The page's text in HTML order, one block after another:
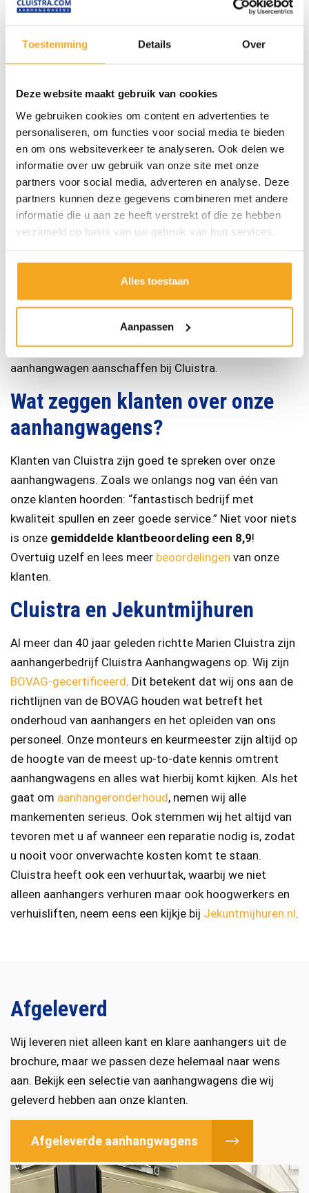
Toestemming Details Over
Deze website maakt gebruik van cookies
We gebruiken cookies om content en advertenties te
personaliseren, om functies voor social media te bieden
en om ons websiteverkeer te analyseren. Ook delen we
informatie over uw gebruik van onze site met onze
partners voor social media, adverteren en analyse. Deze
partners kunnen deze gegevens combineren met andere
informatie die u aan ze heeft verstrekt of die ze hebben
verzameld op basis van uw gebruik van hun services.
Alles toestaan
Aanpassen
feit dat deze dicht in de buurt te verkrijgen zijn. Of
voor het lenen ervan. Daarmee bent u echter niet altijd
verzekerd van kwaliteit. Ook wordt het op den duur
aan huurperioden. Hierdoor kan de nodige onrust of
stress ontstaan bij het klussen.
De voordelen van een nieuwe
aanhanger bij Cluistra
Herkent u de bovenstaande situatie, dan wordt het tijd
om eens een eigen aanhangwagen te overwegen. Of
aanhangwagen met laadkraan een mooie aanvulling zijn
voor uw wagenpark. Kortom, genoeg redenen om uw
klussen serieus te nemen en een eigen kwalitatieve
aanhangwagen aanschaffen bij Cluistra.
Wat zeggen klanten over onze
aanhangwagens?
Klanten van Cluistra zijn goed te spreken over onze
aanhangwagens. Zoals we onlangs nog van één van
onze klanten hoorden: “fantastisch bedrijf met
kwaliteit spullen en zeer goede service.” Niet voor niets
is onze gemiddelde klantbeoordeling een 8,9!
Overtuig uzelf en lees meer beoordelingen van onze
klanten.
Cluistra en Jekuntmijhuren
Al meer dan 40 jaar geleden richtte Marien Cluistra zijn
aanhangerbedrijf Cluistra Aanhangwagens op. Wij zijn
BOVAG-gecertificeerd. Dit betekent dat wij ons aan de
richtlijnen van de BOVAG houden wat betreft het
onderhoud van aanhangers en het opleiden van ons
personeel. Onze monteurs en keurmeester zijn altijd op
de hoogte van de meest up-to-date kennis omtrent
aanhangwagens en alles wat hierbij komt kijken. Als het
gaat om aanhangeronderhoud, nemen wij alle
mankementen serieus. Ook stemmen wij het altijd van
tevoren met u af wanneer een reparatie nodig is, zodat
u nooit voor onverwachte kosten komt te staan.
Cluistra heeft ook een verhuurtak, waarbij we niet
alleen aanhangers verhuren maar ook hoogwerkers en
verhuisliften, neem eens een kijkje bij Jekuntmijhuren.nl.
Afgeleverd
Wij leveren niet alleen kant en klare aanhangers uit de
brochure, maar we passen deze helemaal naar wens
aan. Bekijk een selectie van aanhangwagens die wij
geleverd hebben aan onze klanten.
Afgeleverde aanhangwagens